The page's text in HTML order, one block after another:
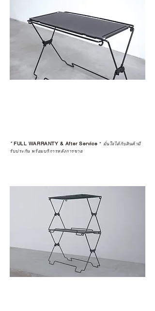
*FULL WARRANTY & After Service * มั่นใจได้กับสินค้ามี
รับประกัน พร้อมบริการหลังการขาย